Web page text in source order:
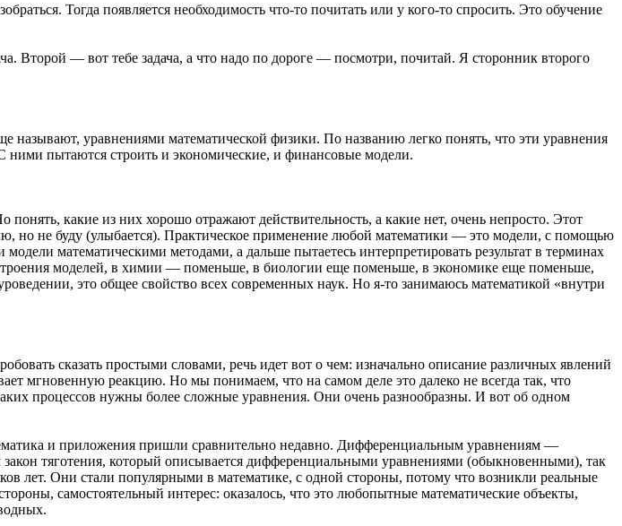
Тогда появляется необходимость что-то почитать или у кого-то спросить. Это обучение
Второй — вот тебе задача, а что надо по дороге — посмотри, почитай. Я сторонник второго
уравнениями математической физики. По названию легко понять, что эти уравнения
ними пытаются строить и экономические, и финансовые модели.
какие из них хорошо отражают действительность, а какие нет, очень непросто. Этот
но не буду (улыбается). Практическое применение любой математики — это модели, с помощью
математическими методами, а дальше пытаетесь интерпретировать результат в терминах
моделей, в химии — поменьше, в биологии еще поменьше, в экономике еще поменьше,
это общее свойство всех современных наук. Но я-то занимаюсь математикой «внутри
сказать простыми словами, речь идет вот о чем: изначально описание различных явлений
мгновенную реакцию. Но мы понимаем, что на самом деле это далеко не всегда так, что
процессов нужны более сложные уравнения. Они очень разнообразны. И вот об одном
и приложения пришли сравнительно недавно. Дифференциальным уравнениям —
тяготения, который описывается дифференциальными уравнениями (обыкновенными), так
лет. Они стали популярными в математике, с одной стороны, потому что возникли реальные
самостоятельный интерес: оказалось, что это любопытные математические объекты,